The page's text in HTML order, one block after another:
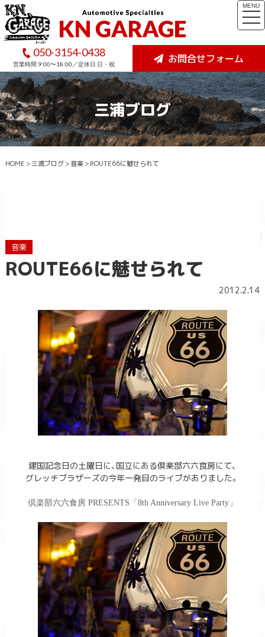
050-3154-0438
営業時間 9:00〜18:00／定休日 日・祝 お問合せフォーム
MENU
三浦ブログ
HOME >三浦ブログ>音楽>ROUTE66に魅せられて
音楽
ROUTE66に魅せられて
2012.2.14
建国記念日の土曜日に、国立にある倶楽部六六食房にて、
グレッチブラザーズの今年一発目のライブがありました。
倶楽部六六食房 PRESENTS「8th Anniversary Live Party」